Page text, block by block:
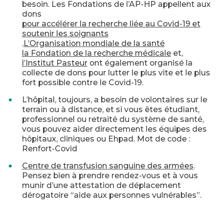
besoin. Les Fondations de l’AP-HP appellent aux
dons
pour accélérer la recherche liée au Covid-19 et
soutenir les soignants
.L’Organisation mondiale de la santé
la Fondation de la recherche médicaleet,
l’Institut Pasteuront également organisé la
collecte de dons pour lutter le plus vite et le plus
fort possible contre le Covid-19.
L’hôpital, toujours, a besoin de volontaires sur le
terrain ou à distance, et si vous êtes étudiant,
professionnel ou retraité du système de santé,
vous pouvez aider directement les équipes des
hôpitaux, cliniques ou Ehpad. Mot de code :
Renfort-Covid
Centre de transfusion sanguine des armées.
Pensez bien à prendre rendez-vous et à vous
munir d’une attestation de déplacement
dérogatoire “aide aux personnes vulnérables”.